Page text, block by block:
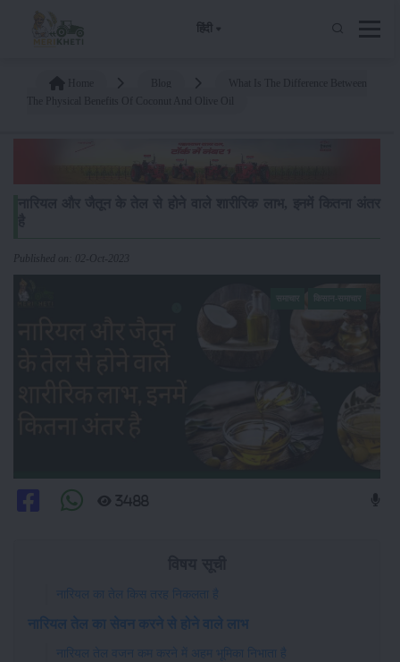
हिंदी
Published on: 02-Oct-2023
3488
नारियल का तेल किस तरह निकलता है
नारियल तेल का सेवन करने से होने वाले लाभ
नारियल तेल वजन कम करने में अहम भूमिका निभाता है